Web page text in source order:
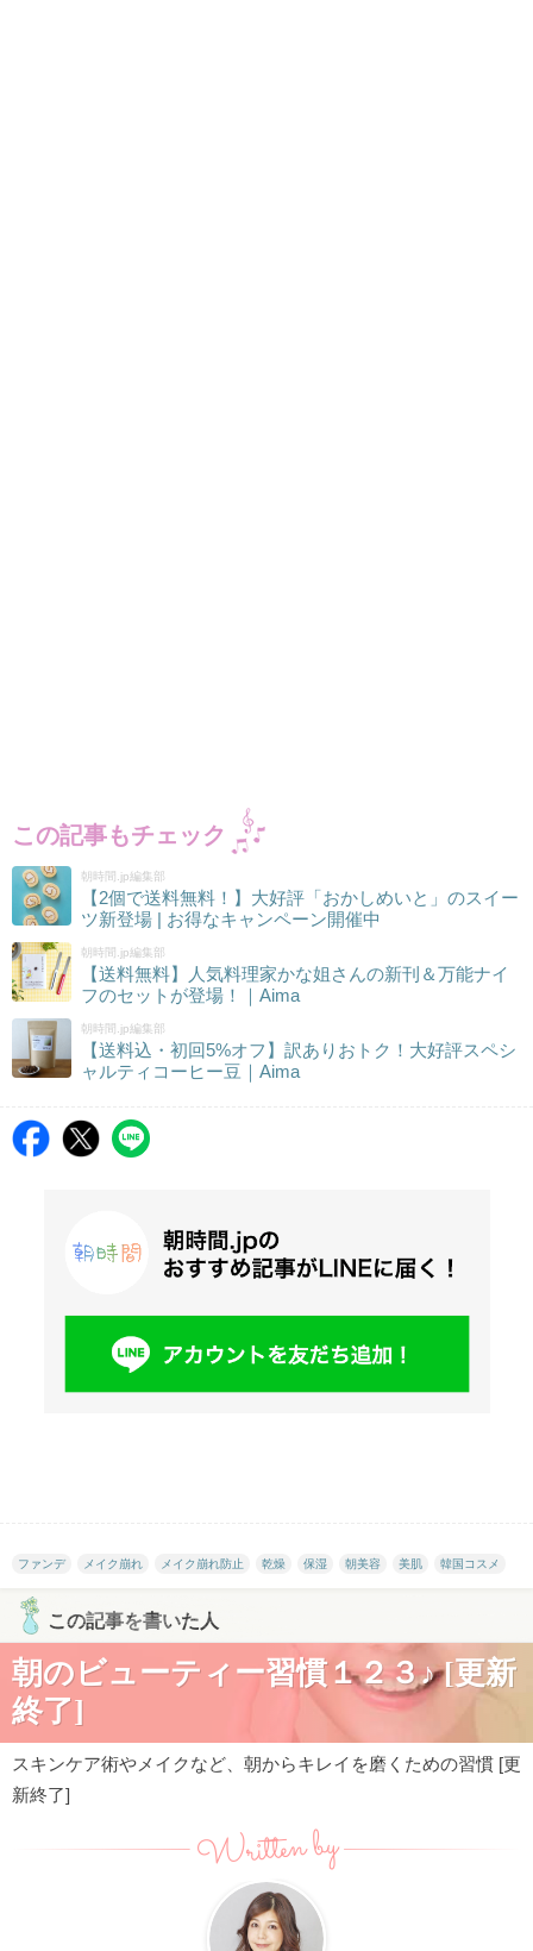
この記事もチェック
朝時間.jp編集部
【2個で送料無料！】大好評「おかしめいと」のスイー
ツ新登場 | お得なキャンペーン開催中
朝時間.jp編集部
【送料無料】人気料理家かな姐さんの新刊＆万能ナイ
フのセットが登場！｜Aima
朝時間.jp編集部
【送料込・初回5%オフ】訳ありおトク！大好評スペシ
ャルティコーヒー豆｜Aima
ファンデ メイク崩れ メイク崩れ防止 乾燥 保湿 朝美容 美肌 韓国コスメ
この記事を書いた人
朝のビューティー習慣１２３♪ [更新
終了]
スキンケア術やメイクなど、朝からキレイを磨くための習慣 [更
新終了]
Written by